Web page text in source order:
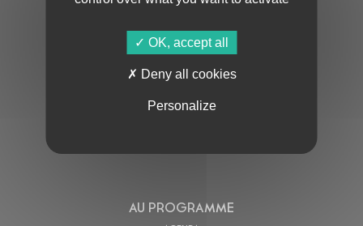
S'ABONNER À LA NEWSLETTER
AU PROGRAMME
OK, accept all
Deny all cookies
Personalize